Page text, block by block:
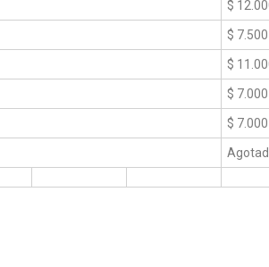
$
$ 7.500
$
$ 7.000
$ 7.000